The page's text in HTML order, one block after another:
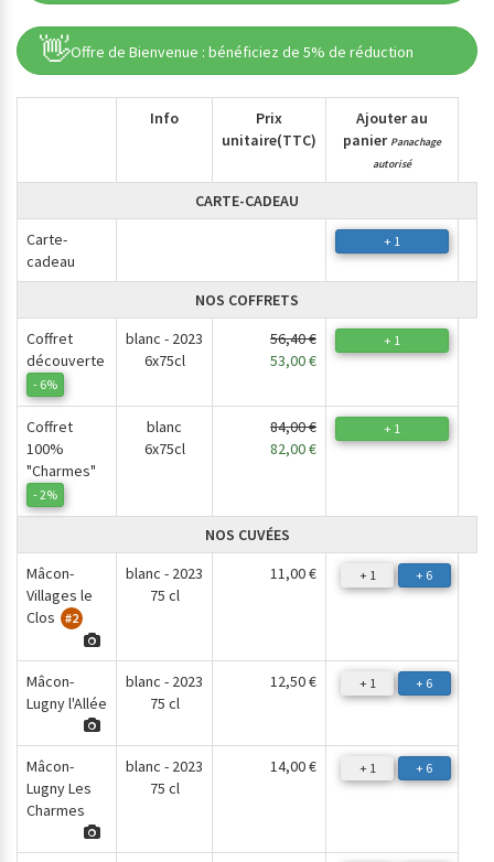
👋Offre de Bienvenue : bénéficiez de 5% de réduction
Info
Prix
unitaire(TTC)
Ajouter au
panier Panachage
autorisé
CARTE-CADEAU
Carte-
cadeau
+ 1
NOS COFFRETS
Coffret
découverte
- 6%
blanc - 2023
6x75cl
56,40 €
53,00 €
+ 1
Coffret
100%
"Charmes"
- 2%
blanc
6x75cl
84,00 €
82,00 €
+ 1
NOS CUVÉES
Mâcon-
Villages le
Clos
#2
blanc - 2023
75 cl
11,00 € + 1 + 6
Mâcon-
Lugny l'Allée
blanc - 2023
75 cl
12,50 € + 1 + 6
Mâcon-
Lugny Les
Charmes
blanc - 2023
75 cl
14,00 € + 1 + 6